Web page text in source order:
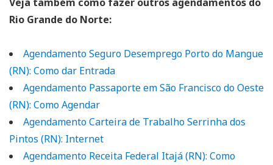
Rio Grande do Norte:
Agendamento Seguro Desemprego Porto do Mangue
(RN): Como dar Entrada
Agendamento Passaporte em São Francisco do Oeste
(RN): Como Agendar
Agendamento Carteira de Trabalho Serrinha dos
Pintos (RN): Internet
Agendamento Receita Federal Itajá (RN): Como